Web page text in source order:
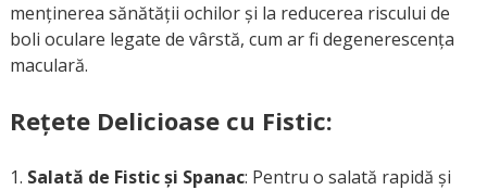
menținerea sănătății ochilor și la reducerea riscului de
boli oculare legate de vârstă, cum ar fi degenerescența
maculară.
Rețete Delicioase cu Fistic:
Salată de Fistic și Spanac: Pentru o salată rapidă și